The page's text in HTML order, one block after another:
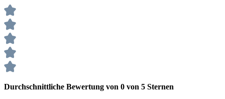
Durchschnittliche Bewertung von 0 von 5 Sternen